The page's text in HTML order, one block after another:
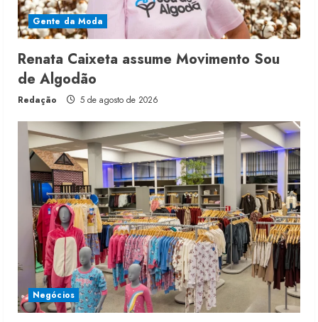
Gente da Moda
Renata Caixeta assume Movimento Sou
de Algodão
Redação 5 de agosto de 2026
Negócios